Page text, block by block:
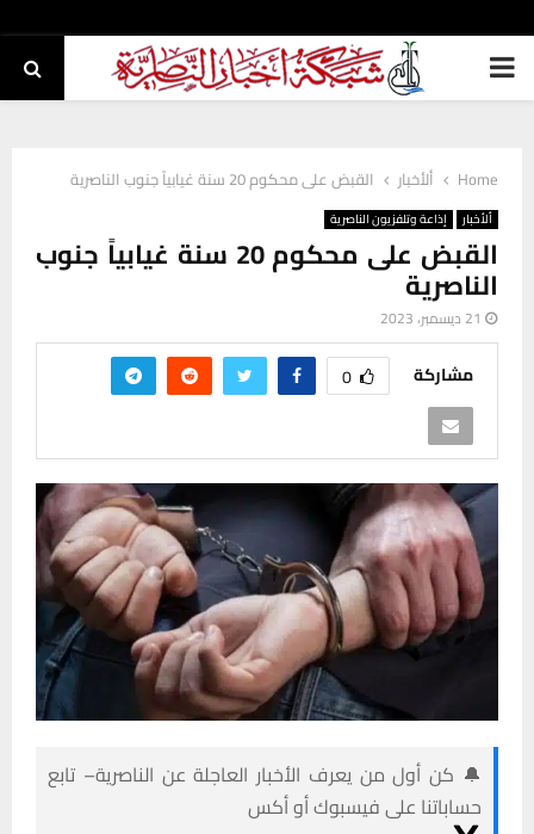
PRIMARY
Home ألأخبار القبض على محكوم 20 سنة غيابياً جنوب الناصرية
ألأخبار إذاعة وتلفزيون الناصرية
القبض على محكوم 20 سنة غيابياً جنوب
الناصرية
21 ديسمبر، 2023
مشاركة 0
🔔 كن أول من يعرف الأخبار العاجلة عن الناصرية– تابع
حساباتنا على فيسبوك أو أكس